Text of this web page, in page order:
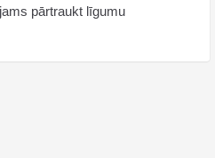
pārtraukt līgumu